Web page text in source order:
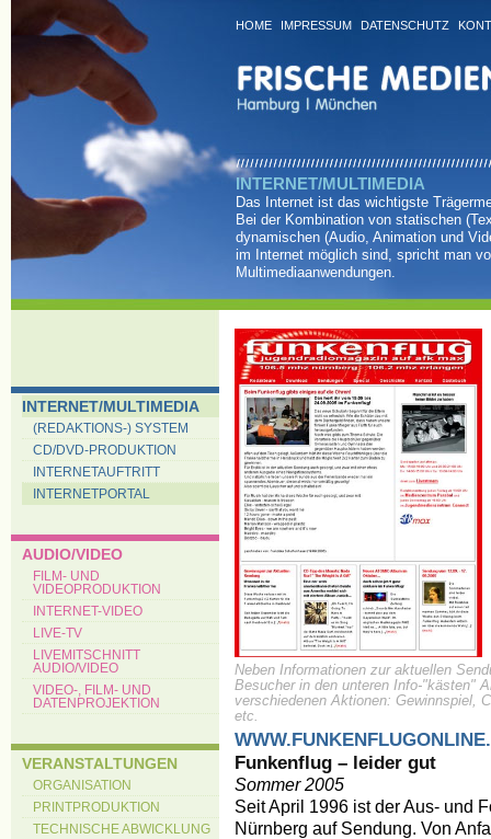
HOME IMPRESSUM DATENSCHUTZ
INTERNET/MULTIMEDIA
Das Internet ist das wichtigste
Bei der Kombination von statischen
dynamischen (Audio, Animation und
im Internet möglich sind, spricht man
Multimediaanwendungen.
INTERNET/MULTIMEDIA
(REDAKTIONS-) SYSTEM
CD/DVD-PRODUKTION
INTERNETAUFTRITT
INTERNETPORTAL
AUDIO/VIDEO
FILM- UND
VIDEOPRODUKTION
INTERNET-VIDEO
LIVE-TV
LIVEMITSCHNITT
AUDIO/VIDEO
VIDEO-, FILM- UND
DATENPROJEKTION
VERANSTALTUNGEN
ORGANISATION
PRINTPRODUKTION
TECHNISCHE ABWICKLUNG
Neben Informationen zur aktuellen
Besucher in den unteren Info-"kästen"
verschiedenen Aktionen: Gewinnspiel,
etc.
Funkenflug – leider gut
Sommer 2005
Seit April 1996 ist der Aus- und
Nürnberg auf Sendung. Von